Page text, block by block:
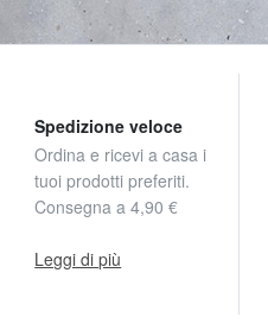
Spedizione veloce
Ordina e ricevi a casa i
tuoi prodotti preferiti.
Consegna a 4,90 €
Leggi di più